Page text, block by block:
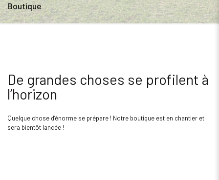
Boutique
De grandes choses se profilent à
l’horizon
Quelque chose d’énorme se prépare ! Notre boutique est en chantier et
sera bientôt lancée !